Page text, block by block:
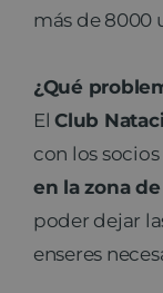
más de 8000
¿Qué
ElClub
con los
en la zona
poder dejar
enseres